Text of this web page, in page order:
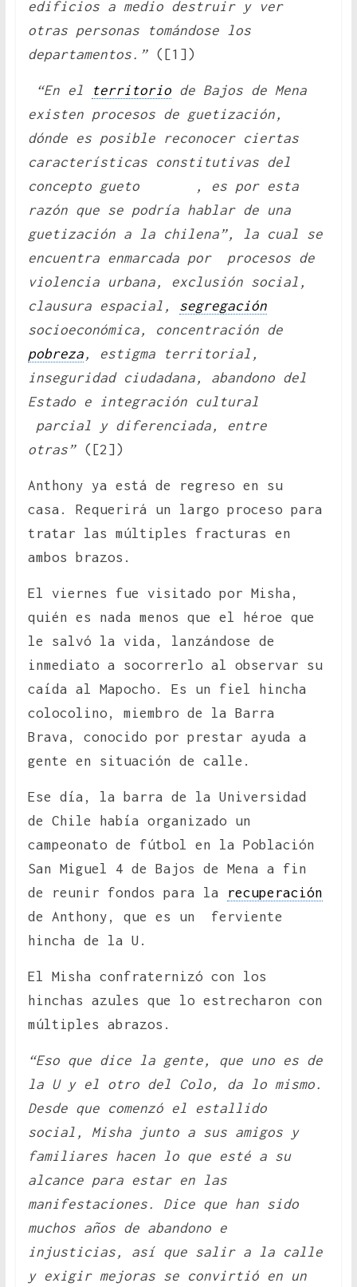
edificios a medio destruir y ver
otras personas tomándose los
departamentos.”([1])
“En el territoriode Bajos de Mena
existen procesos de guetización,
dónde es posible reconocer ciertas
características constitutivas del
concepto gueto , es por esta
razón que se podría hablar de una
guetización a la chilena”, la cual se
encuentra enmarcada por procesos de
violencia urbana, exclusión social,
clausura espacial, segregación
socioeconómica, concentración de
pobreza, estigma territorial,
inseguridad ciudadana, abandono del
Estado e integración cultural
parcial y diferenciada, entre
otras” ([2])
Anthony ya está de regreso en su
casa. Requerirá un largo proceso para
tratar las múltiples fracturas en
ambos brazos.
El viernes fue visitado por Misha,
quién es nada menos que el héroe que
le salvó la vida, lanzándose de
inmediato a socorrerlo al observar su
caída al Mapocho. Es un fiel hincha
colocolino, miembro de la Barra
Brava, conocido por prestar ayuda a
gente en situación de calle.
Ese día, la barra de la Universidad
de Chile había organizado un
campeonato de fútbol en la Población
San Miguel 4 de Bajos de Mena a fin
de reunir fondos para la
recuperación
de Anthony, que es un ferviente
hincha de la U.
El Misha confraternizó con los
hinchas azules que lo estrecharon con
múltiples abrazos.
“Eso que dice la gente, que uno es de
la U y el otro del Colo, da lo mismo.
Desde que comenzó el estallido
social, Misha junto a sus amigos y
familiares hacen lo que esté a su
alcance para estar en las
manifestaciones. Dice que han sido
muchos años de abandono e
injusticias, así que salir a la calle
y exigir mejoras se convirtió en un